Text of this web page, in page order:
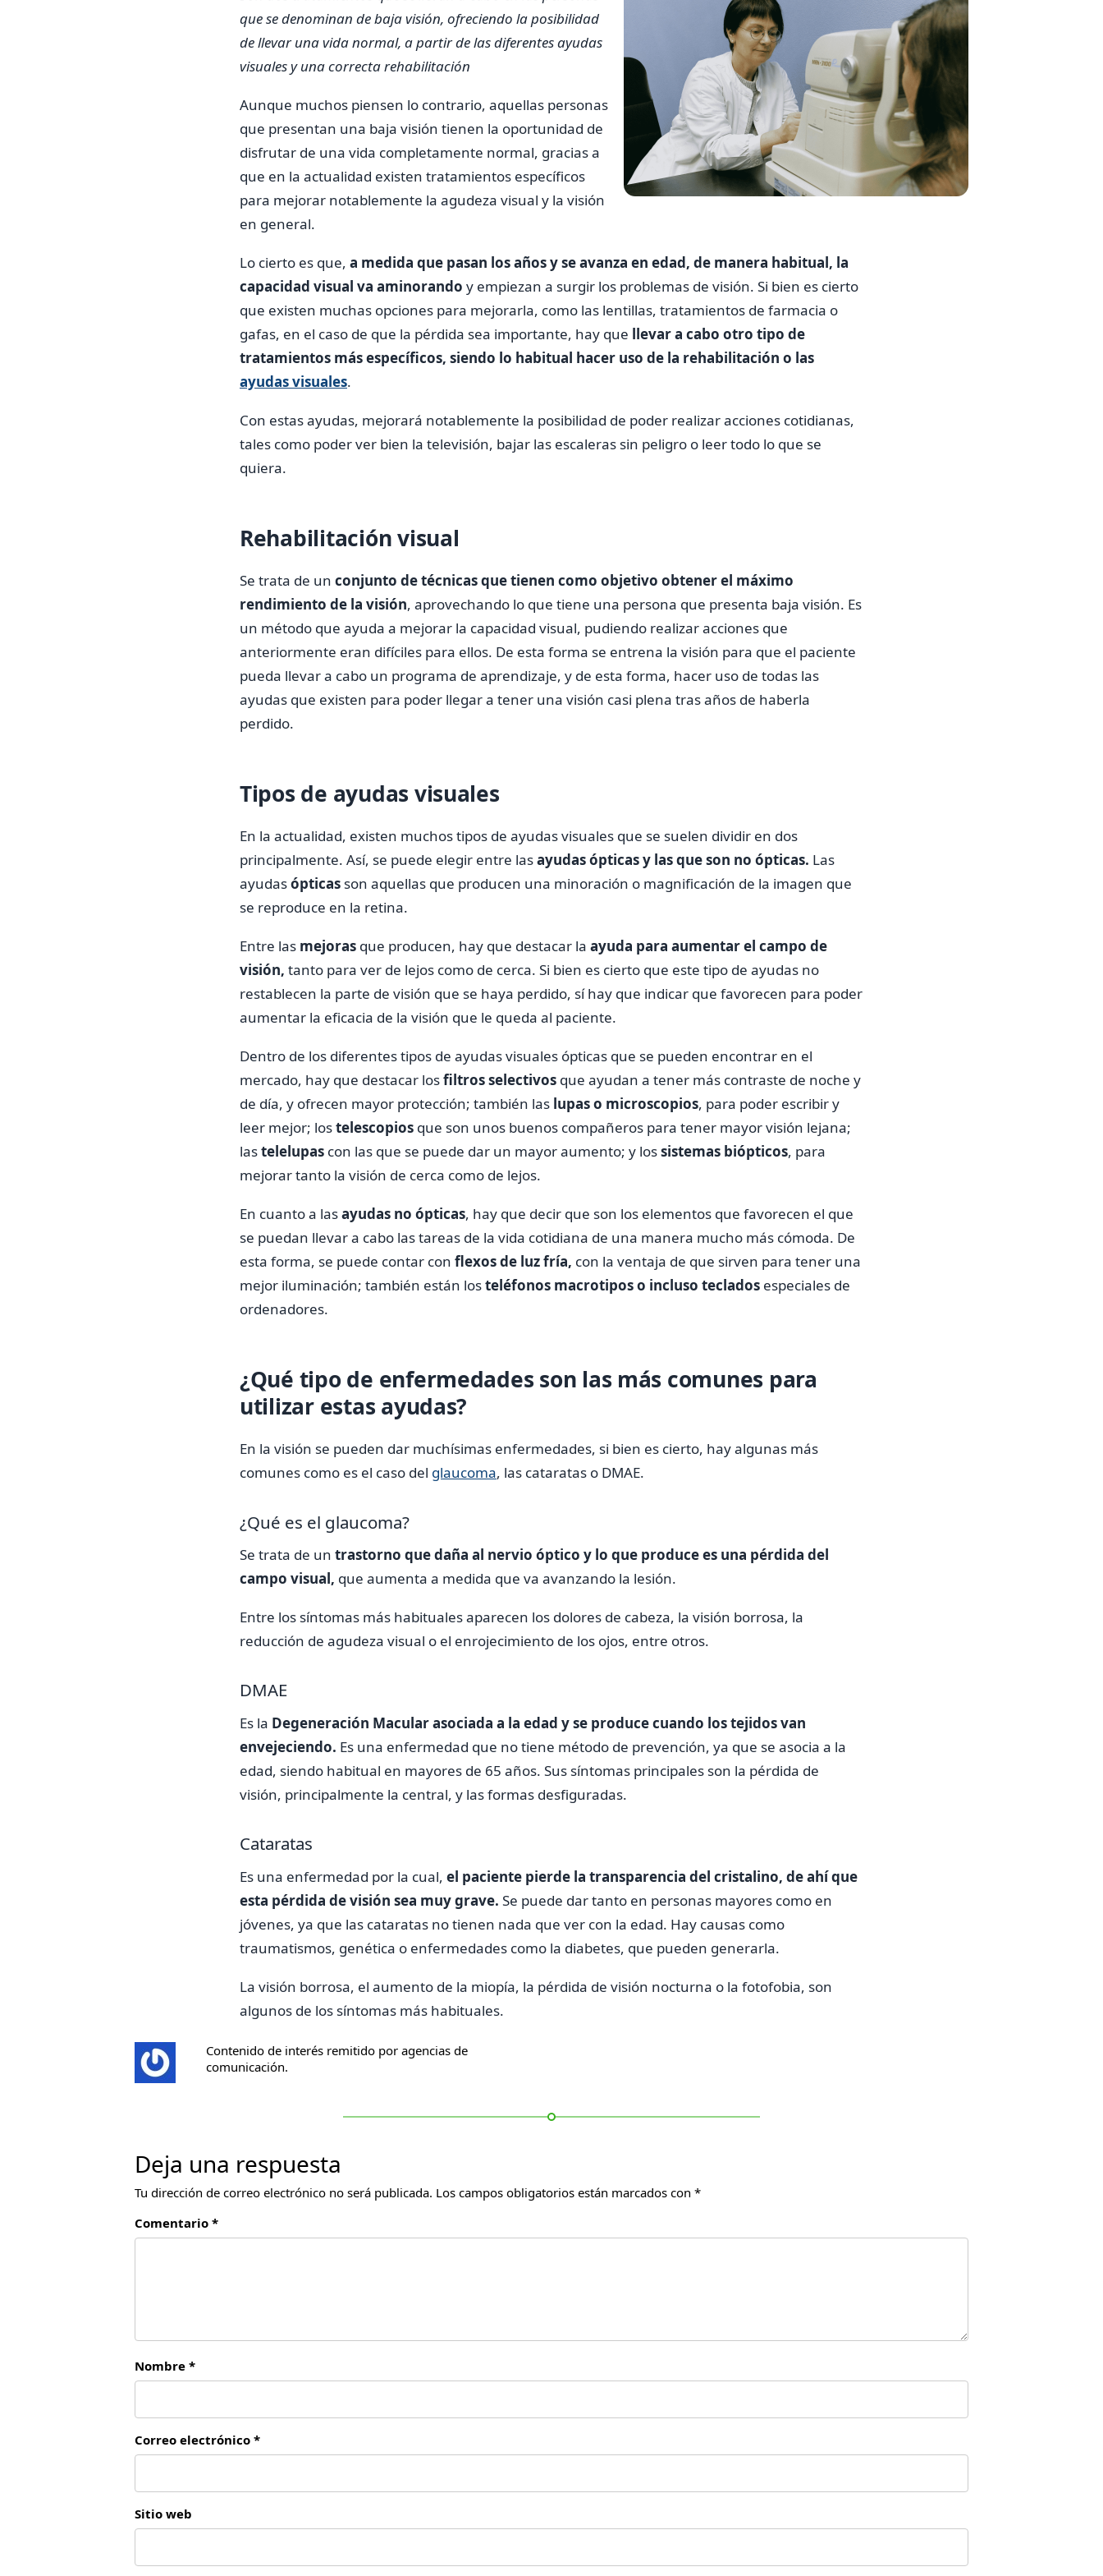
que se denominan de baja visión, ofreciendo la posibilidad
de llevar una vida normal, a partir de las diferentes ayudas
visuales y una correcta rehabilitación
Aunque muchos piensen lo contrario, aquellas personas
que presentan una baja visión tienen la oportunidad de
disfrutar de una vida completamente normal, gracias a
que en la actualidad existen tratamientos específicos
para mejorar notablemente la agudeza visual y la visión
en general.
Lo cierto es que, a medida que pasan los años y se avanza en edad, de manera habitual, la
capacidad visual va aminorando y empiezan a surgir los problemas de visión. Si bien es cierto
que existen muchas opciones para mejorarla, como las lentillas, tratamientos de farmacia o
gafas, en el caso de que la pérdida sea importante, hay que llevar a cabo otro tipo de
tratamientos más específicos, siendo lo habitual hacer uso de la rehabilitación o las
ayudas visuales.
Con estas ayudas, mejorará notablemente la posibilidad de poder realizar acciones cotidianas,
tales como poder ver bien la televisión, bajar las escaleras sin peligro o leer todo lo que se
quiera.
Rehabilitación visual
Se trata de un conjunto de técnicas que tienen como objetivo obtener el máximo
rendimiento de la visión, aprovechando lo que tiene una persona que presenta baja visión. Es
un método que ayuda a mejorar la capacidad visual, pudiendo realizar acciones que
anteriormente eran difíciles para ellos. De esta forma se entrena la visión para que el paciente
pueda llevar a cabo un programa de aprendizaje, y de esta forma, hacer uso de todas las
ayudas que existen para poder llegar a tener una visión casi plena tras años de haberla
perdido.
Tipos de ayudas visuales
En la actualidad, existen muchos tipos de ayudas visuales que se suelen dividir en dos
principalmente. Así, se puede elegir entre lasayudas ópticas y las que son no ópticas. Las
ayudasópticas son aquellas que producen una minoración o magnificación de la imagen que
se reproduce en la retina.
Entre las mejoras que producen, hay que destacar la ayuda para aumentar el campo de
visión, tanto para ver de lejos como de cerca. Si bien es cierto que este tipo de ayudas no
restablecen la parte de visión que se haya perdido, sí hay que indicar que favorecen para poder
aumentar la eficacia de la visión que le queda al paciente.
Dentro de los diferentes tipos de ayudas visuales ópticas que se pueden encontrar en el
mercado, hay que destacar losfiltros selectivos que ayudan a tener más contraste de noche y
de día, y ofrecen mayor protección; también las lupas o microscopios, para poder escribir y
leer mejor; lostelescopios que son unos buenos compañeros para tener mayor visión lejana;
lastelelupas con las que se puede dar un mayor aumento; y lossistemas biópticos, para
mejorar tanto la visión de cerca como de lejos.
En cuanto a lasayudas no ópticas, hay que decir que son los elementos que favorecen el que
se puedan llevar a cabo las tareas de la vida cotidiana de una manera mucho más cómoda. De
esta forma, se puede contar con flexos de luz fría, con la ventaja de que sirven para tener una
mejor iluminación; también están losteléfonos macrotipos o incluso teclados especiales de
ordenadores.
¿Qué tipo de enfermedades son las más comunes para
utilizar estas ayudas?
En la visión se pueden dar muchísimas enfermedades, si bien es cierto, hay algunas más
comunes como es el caso del glaucoma, las cataratas o DMAE.
¿Qué es el glaucoma?
Se trata de un trastorno que daña al nervio óptico y lo que produce es una pérdida del
campo visual, que aumenta a medida que va avanzando la lesión.
Entre los síntomas más habituales aparecen los dolores de cabeza, la visión borrosa, la
reducción de agudeza visual o el enrojecimiento de los ojos, entre otros.
DMAE
Es la Degeneración Macular asociada a la edad y se produce cuando los tejidos van
envejeciendo. Es una enfermedad que no tiene método de prevención, ya que se asocia a la
edad, siendo habitual en mayores de 65 años. Sus síntomas principales son la pérdida de
visión, principalmente la central, y las formas desfiguradas.
Cataratas
Es una enfermedad por la cual, el paciente pierde la transparencia del cristalino, de ahí que
esta pérdida de visión sea muy grave. Se puede dar tanto en personas mayores como en
jóvenes, ya que las cataratas no tienen nada que ver con la edad. Hay causas como
traumatismos, genética o enfermedades como la diabetes, que pueden generarla.
La visión borrosa, el aumento de la miopía, la pérdida de visión nocturna o la fotofobia, son
algunos de los síntomas más habituales.
Contenido de interés remitido por agencias de
comunicación.
Deja una respuesta
Tu dirección de correo electrónico no será publicada. Los campos obligatorios están marcados con*
Comentario *
Nombre *
Correo electrónico *
Sitio web